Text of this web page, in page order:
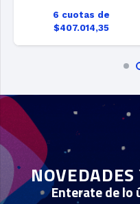
6 cuotas de $80.766,90
NOVEDADES
Enterate de lo